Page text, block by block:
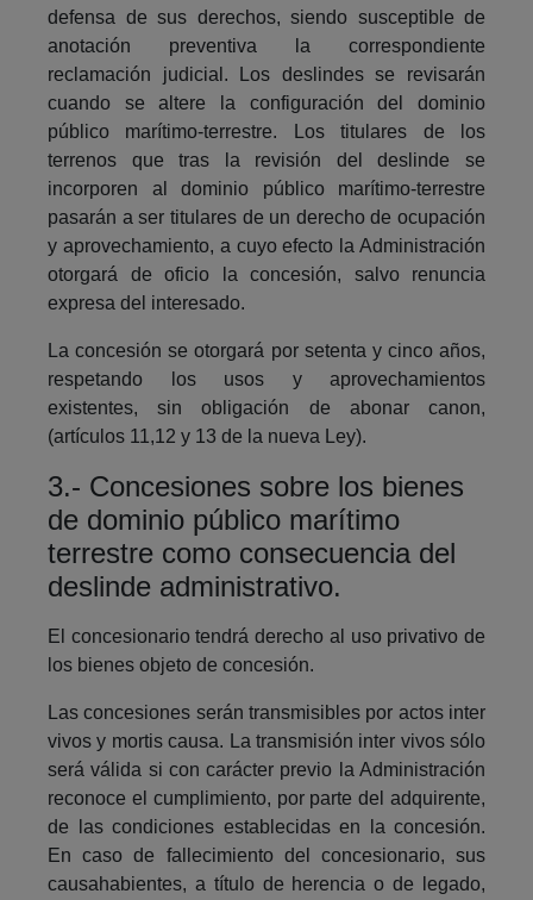
defensa de sus derechos, siendo susceptible de
anotación preventiva la correspondiente
reclamación judicial. Los deslindes se revisarán
cuando se altere la configuración del dominio
público marítimo-terrestre. Los titulares de los
terrenos que tras la revisión del deslinde se
incorporen al dominio público marítimo-terrestre
pasarán a ser titulares de un derecho de ocupación
y aprovechamiento, a cuyo efecto la Administración
otorgará de oficio la concesión, salvo renuncia
expresa del interesado.
La concesión se otorgará por setenta y cinco años,
respetando los usos y aprovechamientos
existentes, sin obligación de abonar canon,
(artículos 11,12 y 13 de la nueva Ley).
3.- Concesiones sobre los bienes
de dominio público marítimo
terrestre como consecuencia del
deslinde administrativo.
El concesionario tendrá derecho al uso privativo de
los bienes objeto de concesión.
Las concesiones serán transmisibles por actos inter
vivos y mortis causa. La transmisión inter vivos sólo
será válida si con carácter previo la Administración
reconoce el cumplimiento, por parte del adquirente,
de las condiciones establecidas en la concesión.
En caso de fallecimiento del concesionario, sus
causahabientes, a título de herencia o de legado,